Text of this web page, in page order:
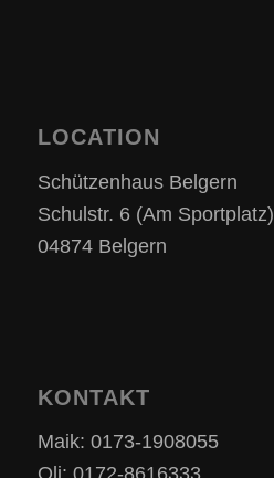
LOCATION
Schützenhaus Belgern
Schulstr. 6 (Am Sportplatz)
04874 Belgern
KONTAKT
Maik: 0173-1908055
Oli: 0172-8616333